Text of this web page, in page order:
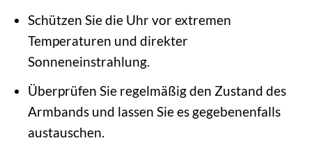
Schützen Sie die Uhr vor extremen
Temperaturen und direkter
Sonneneinstrahlung.
Überprüfen Sie regelmäßig den Zustand des
Armbands und lassen Sie es gegebenenfalls
austauschen.